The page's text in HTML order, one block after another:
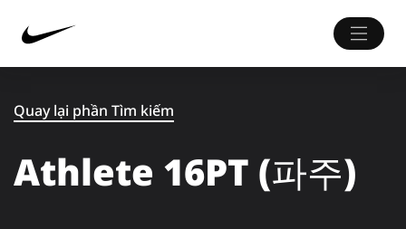
Quay lại phần Tìm kiếm
Athlete 16PT (파주)